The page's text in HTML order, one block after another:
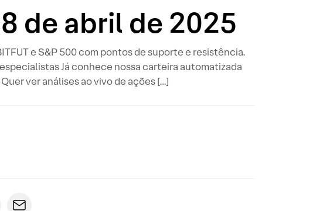
de abril de 2025
e S&P 500 com pontos de suporte e resistência.
Já conhece nossa carteira automatizada
ver análises ao vivo de ações […]